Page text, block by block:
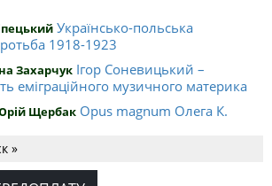
Українсько-польська
1918-1923
Захарчук Ігор Соневицький –
еміграційного музичного материка
Щербак Opus magnum Олега К.
»